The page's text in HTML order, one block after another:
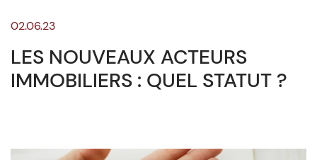
02.06.23
LES NOUVEAUX ACTEURS
IMMOBILIERS : QUEL STATUT ?